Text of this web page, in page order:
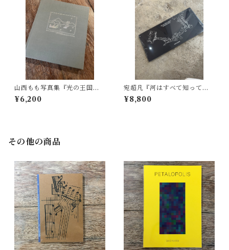
山西もも写真集『光の王国』
サイン本&ポストカードと展示
DMのおまけ付き
¥6,200
宛超凡『河はすべて知ってい
る一黄浦江』サイン入り
¥8,800
その他の商品